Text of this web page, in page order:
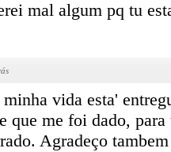
mal algum pq tu
vida esta'
que me foi dado, para
Agradeço